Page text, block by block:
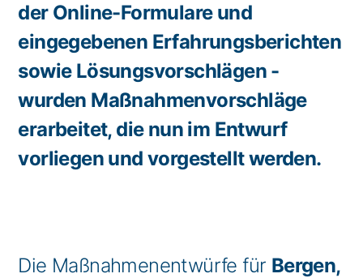
der Online-Formulare und
eingegebenen Erfahrungsberichten
sowie Lösungsvorschlägen -
wurden Maßnahmenvorschläge
erarbeitet, die nun im Entwurf
vorliegen und vorgestellt werden.
Die Maßnahmenentwürfe für Bergen,